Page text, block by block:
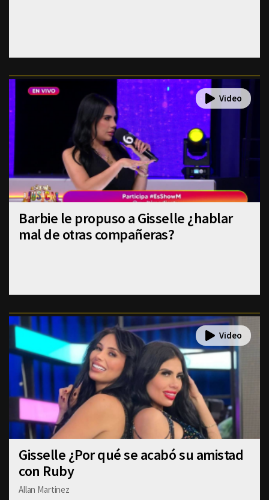
Barbie le propuso a Gisselle ¿hablar
mal de otras compañeras?
Gisselle ¿Por qué se acabó su amistad
con Ruby
Allan Martinez